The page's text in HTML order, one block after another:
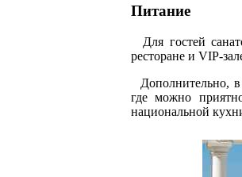
Питание
Для гостей
ресторане и VIP-
Дополнительно, в
где можно
национальной